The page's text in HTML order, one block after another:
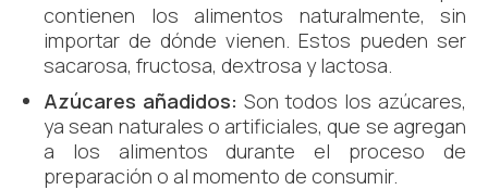
contienen los alimentos naturalmente, sin
importar de dónde vienen. Estos pueden ser
sacarosa, fructosa, dextrosa y lactosa.
Azúcares añadidos: Son todos los azúcares,
ya sean naturales o artificiales, que se agregan
a los alimentos durante el proceso de
preparación o al momento de consumir.